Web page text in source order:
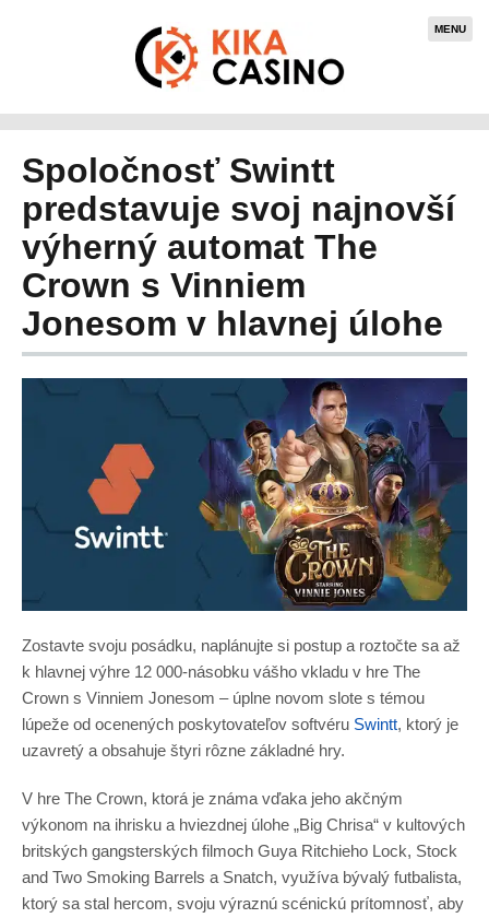
MENU
Spoločnosť Swintt
predstavuje svoj najnovší
výherný automat The
Crown s Vinniem
Jonesom v hlavnej úlohe
Zostavte svoju posádku, naplánujte si postup a roztočte sa až
k hlavnej výhre 12 000-násobku vášho vkladu v hre The
Crown s Vinniem Jonesom – úplne novom slote s témou
lúpeže od ocenených poskytovateľov softvéru Swintt, ktorý je
uzavretý a obsahuje štyri rôzne základné hry.
V hre The Crown, ktorá je známa vďaka jeho akčným
výkonom na ihrisku a hviezdnej úlohe „Big Chrisa“ v kultových
britských gangsterských filmoch Guya Ritchieho Lock, Stock
and Two Smoking Barrels a Snatch, využíva bývalý futbalista,
ktorý sa stal hercom, svoju výraznú scénickú prítomnosť, aby